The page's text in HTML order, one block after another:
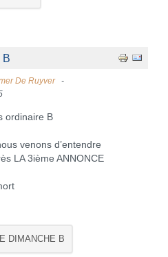
De Ruyver
ordinaire B
venons d’entendre
LA 3ième ANNONCE
DIMANCHE B